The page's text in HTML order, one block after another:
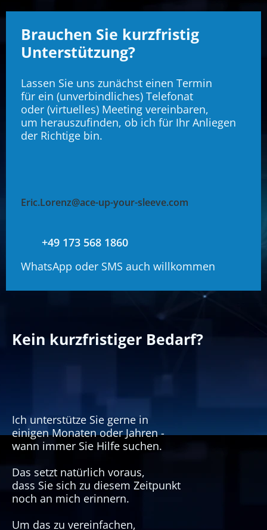
Brauchen Sie kurzfristig
Unterstützung?
Lassen Sie uns zunächst einen Termin
für ein (unverbindliches) Telefonat
oder (virtuelles) Meeting vereinbaren,
um herauszufinden, ob ich für Ihr Anliegen
der Richtige bin.
Eric.Lorenz@ace-up-your-sleeve.com
+49 173 568 1860
WhatsApp oder SMS auch willkommen
Kein kurzfristiger Bedarf?
Ich unterstütze Sie gerne in
einigen Monaten oder Jahren -
wann immer Sie Hilfe suchen.
Das setzt natürlich voraus,
dass Sie sich zu diesem Zeitpunkt
noch an mich erinnern.
Um das zu vereinfachen,